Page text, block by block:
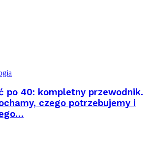
po 40: kompletny przewodnik.
czego potrzebujemy i